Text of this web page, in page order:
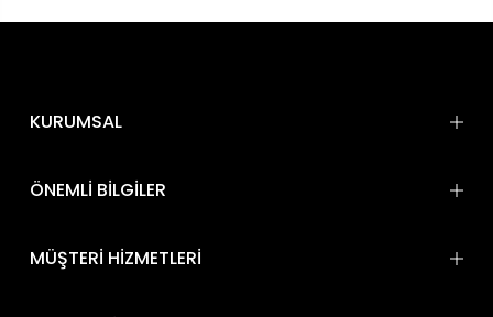
KURUMSAL
ÖNEMLİ BİLGİLER
MÜŞTERİ HİZMETLERİ